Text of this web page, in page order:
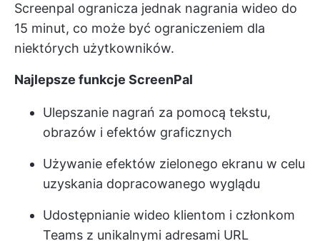
Screenpal ogranicza jednak nagrania wideo do
15 minut, co może być ograniczeniem dla
niektórych użytkowników.
Najlepsze funkcje ScreenPal
Ulepszanie nagrań za pomocą tekstu,
obrazów i efektów graficznych
Używanie efektów zielonego ekranu w celu
uzyskania dopracowanego wyglądu
Udostępnianie wideo klientom i członkom
Teams z unikalnymi adresami URL